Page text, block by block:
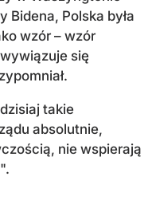
Bidena, Polska była
wzór – wzór
się
takie
absolutnie,
nie wspierają